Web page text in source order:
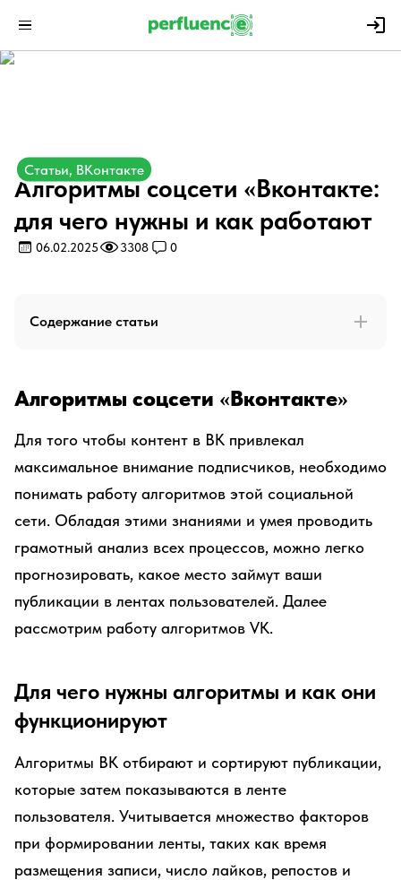
Статьи, ВКонтакте
Алгоритмы соцсети «Вконтакте:
для чего нужны и как работают
06.02.2025 3308 0
Содержание статьи
Алгоритмы соцсети «Вконтакте»
Для того чтобы контент в ВК привлекал
максимальное внимание подписчиков, необходимо
понимать работу алгоритмов этой социальной
сети. Обладая этими знаниями и умея проводить
грамотный анализ всех процессов, можно легко
прогнозировать, какое место займут ваши
публикации в лентах пользователей. Далее
рассмотрим работу алгоритмов VK.
Для чего нужны алгоритмы и как они
функционируют
Алгоритмы ВК отбирают и сортируют публикации,
которые затем показываются в ленте
пользователя. Учитывается множество факторов
при формировании ленты, таких как время
размещения записи, число лайков, репостов и